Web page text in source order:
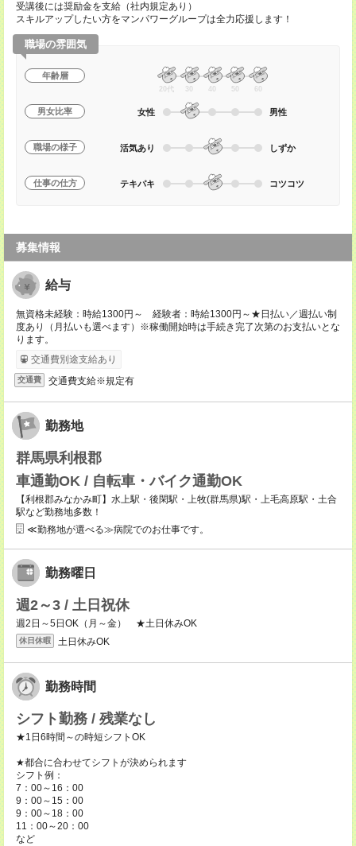
受講後には奨励金を支給（社内規定あり）
スキルアップしたい方をマンパワーグループは全力応援します！
職場の雰囲気
年齢層
20代 30 40 50 60
男女比率 女性 男性
職場の様子 活気あり しずか
仕事の仕方 テキパキ コツコツ
募集情報
給与
無資格未経験：時給1300円～ 経験者：時給1300円～★日払い／週払い制
度あり（月払いも選べます）※稼働開始時は手続き完了次第のお支払いとな
ります。
交通費別途支給あり
交通費 交通費支給※規定有
勤務地
群馬県利根郡
車通勤OK / 自転車・バイク通勤OK
【利根郡みなかみ町】水上駅・後閑駅・上牧(群馬県)駅・上毛高原駅・土合
駅など勤務地多数！
≪勤務地が選べる≫病院でのお仕事です。
勤務曜日
週2～3 / 土日祝休
週2日～5日OK（月～金） ★土日休みOK
休日休暇 土日休みOK
勤務時間
シフト勤務 / 残業なし
★1日6時間～の時短シフトOK
★都合に合わせてシフトが決められます
シフト例：
7：00～16：00
9：00～15：00
9：00～18：00
11：00～20：00
など